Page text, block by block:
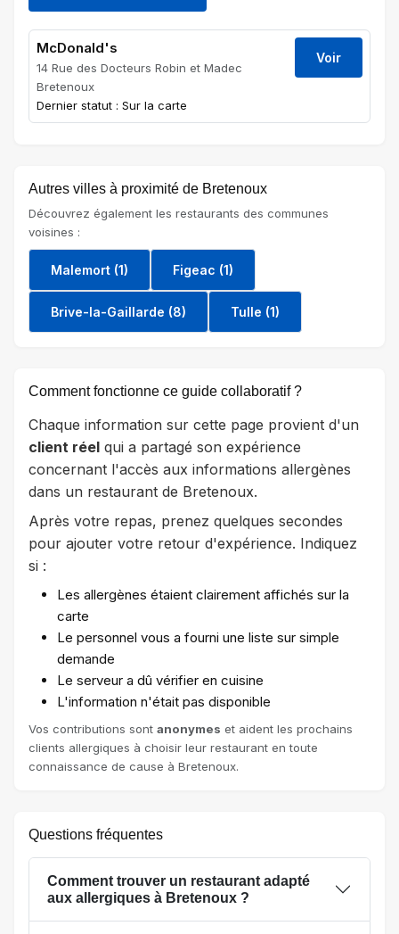
McDonald's
14 Rue des Docteurs Robin et Madec
Bretenoux
Dernier statut : Sur la carte
Voir
Autres villes à proximité de Bretenoux
Découvrez également les restaurants des communes
voisines :
Malemort (1) Figeac (1)
Brive-la-Gaillarde (8) Tulle (1)
Comment fonctionne ce guide collaboratif ?
Chaque information sur cette page provient d'un
client réel qui a partagé son expérience
concernant l'accès aux informations allergènes
dans un restaurant de Bretenoux.
Après votre repas, prenez quelques secondes
pour ajouter votre retour d'expérience. Indiquez
si :
Les allergènes étaient clairement affichés sur la
carte
Le personnel vous a fourni une liste sur simple
demande
Le serveur a dû vérifier en cuisine
L'information n'était pas disponible
Vos contributions sont anonymes et aident les prochains
clients allergiques à choisir leur restaurant en toute
connaissance de cause à Bretenoux.
Questions fréquentes
Comment trouver un restaurant adapté
aux allergiques à Bretenoux ?